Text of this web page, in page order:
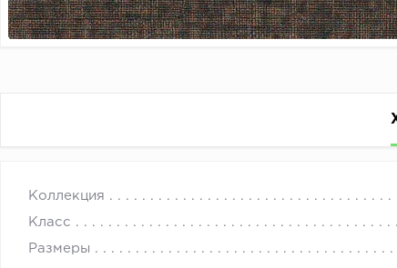
Коллекция
Класс
Размеры